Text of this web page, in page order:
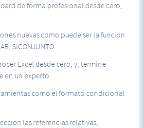
También, aprenderemos a usar
relativas, absolutas y mixtas
el comando autosuma, el formato
rápido, y, todo sobre el formato
condicional con fórmulas, por
nos señale cual es la cantidad mayor
de datos.
nuestros primeros gráficos, y,
de forma profesional desde cero,
nuevas como puede ser la funcion
SICONJUNTO.
Excel desde cero, y, termine
en un experto.
como el formato condicional
las referencias relativas,